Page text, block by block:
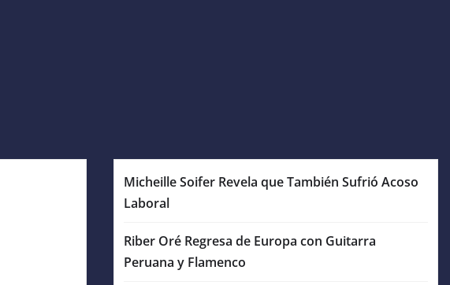
Micheille Soifer Revela que También Sufrió Acoso
Laboral
Riber Oré Regresa de Europa con Guitarra
Peruana y Flamenco